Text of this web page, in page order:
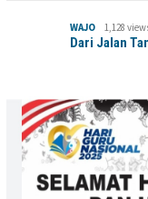
WAJO 1,128
Dari Jalan